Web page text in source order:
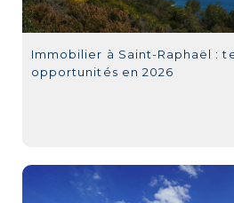
Immobilier à Saint-Raphaël :
opportunités en 2026